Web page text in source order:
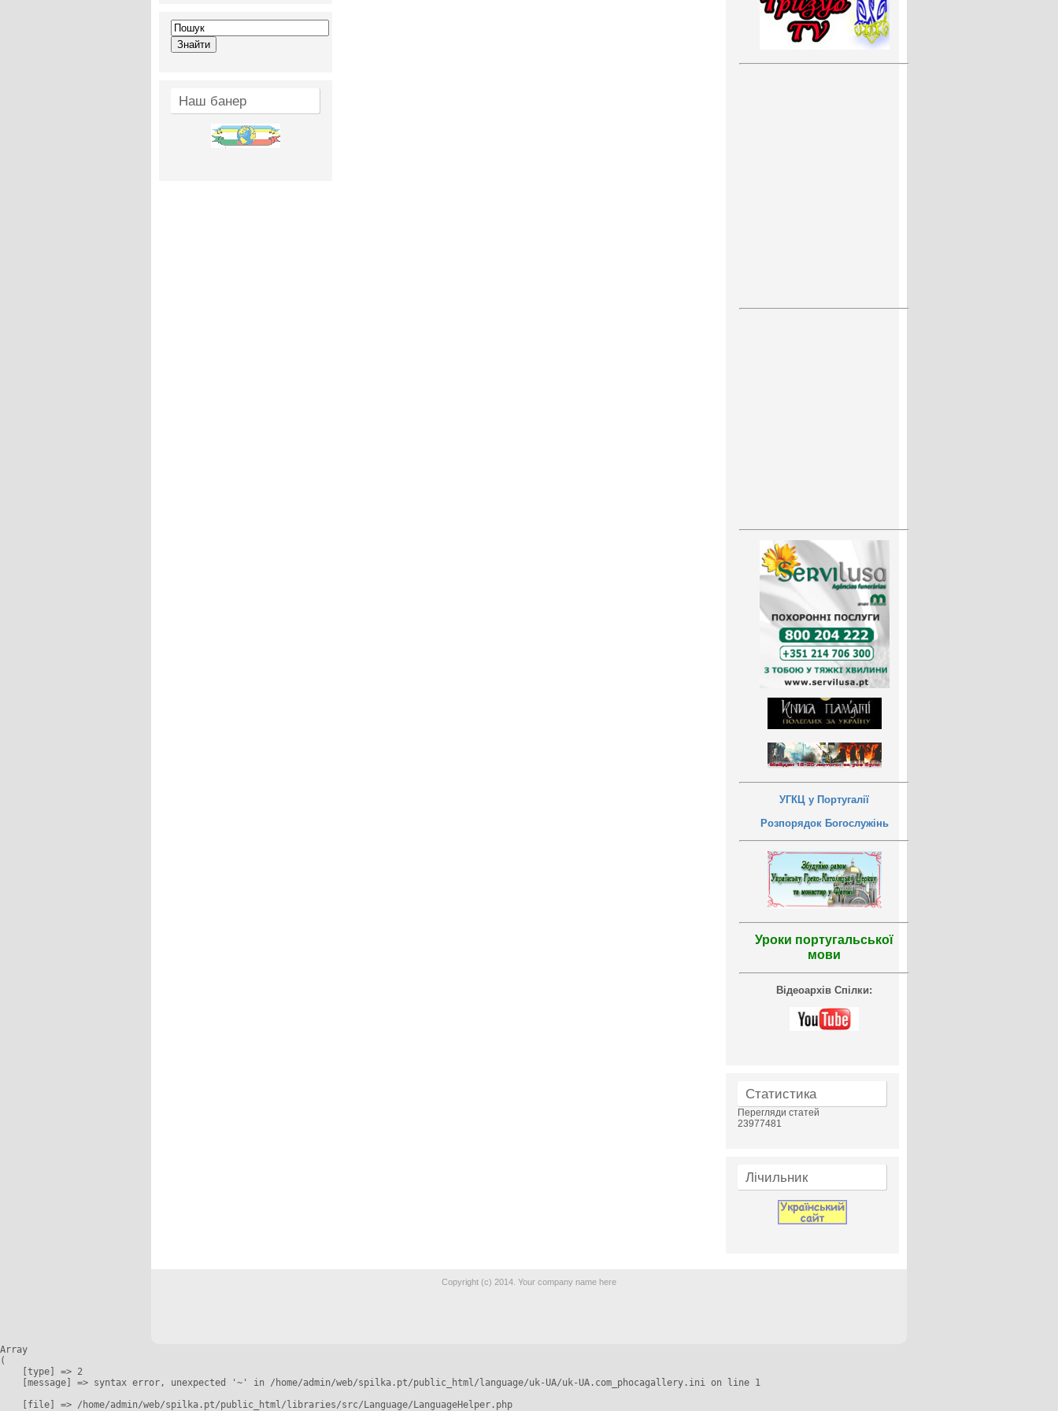
Наш банер
УГКЦ у Португалії
Розпорядок Богослужінь
Уроки португальської
мови
Відеоархів Спілки:
Статистика
Перегляди статей
23977481
Лічильник
Copyright (c) 2014. Your company name here
Array
(
    [type] => 2
    [message] => syntax error, unexpected '~' in /home/admin/web/spilka.pt/public_html/language/uk-UA/uk-UA.com_phocagallery.ini on line 1
    [file] => /home/admin/web/spilka.pt/public_html/libraries/src/Language/LanguageHelper.php